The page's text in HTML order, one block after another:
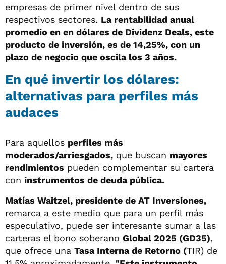
empresas de primer nivel dentro de sus
respectivos sectores. La rentabilidad anual
promedio en en dólares de Dividenz Deals, este
producto de inversión, es de 14,25%, con un
plazo de negocio que oscila los 3 años.
En qué invertir los dólares:
alternativas para perfiles más
audaces
Para aquellos perfiles más
moderados/arriesgados, que buscan mayores
rendimientos pueden complementar su cartera
con instrumentos de deuda pública.
Matías Waitzel, presidente de AT Inversiones,
remarca a este medio que para un perfil más
especulativo, puede ser interesante sumar a las
carteras el bono soberano Global 2025 (GD35),
que ofrece una Tasa Interna de Retorno (TIR) de